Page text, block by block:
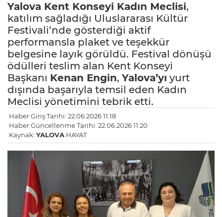
Yalova Kent Konseyi Kadın Meclisi,
katılım sağladığı Uluslararası Kültür
Festivali’nde gösterdiği aktif
performansla plaket ve teşekkür
belgesine layık görüldü. Festival dönüşü
ödülleri teslim alan Kent Konseyi
Başkanı Kenan Engin, Yalova’yı yurt
dışında başarıyla temsil eden Kadın
Meclisi yönetimini tebrik etti.
Haber Giriş Tarihi: 22.06.2026 11:18
Haber Güncellenme Tarihi: 22.06.2026 11:20
Kaynak: YALOVA HAYAT